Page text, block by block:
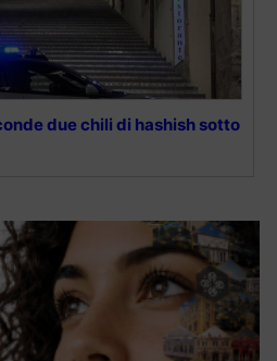
due chili di hashish sotto